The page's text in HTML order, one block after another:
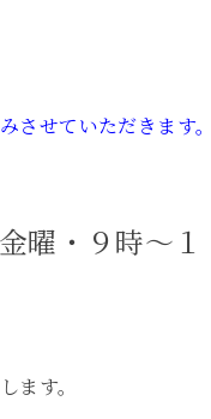
させていただきます
曜・９時～
ます。